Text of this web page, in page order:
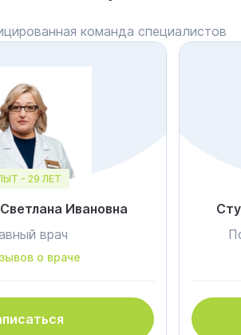
команда специалистов
- 29 ЛЕТ
Ивановна
врач
о враче